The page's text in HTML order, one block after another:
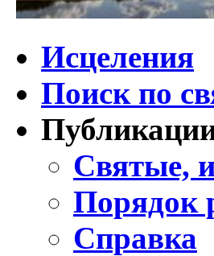
Исцеления
Поиск по
Святые,
Порядок
Справка